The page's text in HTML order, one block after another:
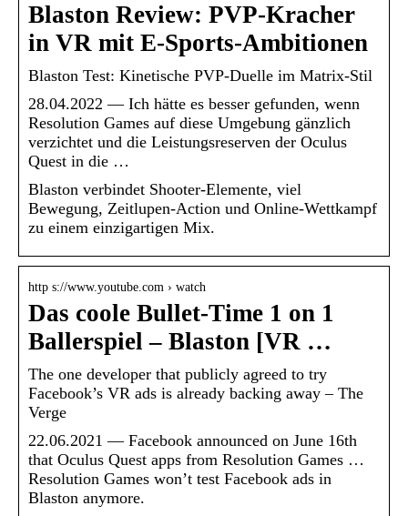
Blaston Review: PVP-Kracher
in VR mit E-Sports-Ambitionen
Blaston Test: Kinetische PVP-Duelle im Matrix-Stil
28.04.2022 — Ich hätte es besser gefunden, wenn
Resolution Games auf diese Umgebung gänzlich
verzichtet und die Leistungsreserven der Oculus
Quest in die …
Blaston verbindet Shooter-Elemente, viel
Bewegung, Zeitlupen-Action und Online-Wettkampf
zu einem einzigartigen Mix.
http s://www.youtube.com › watch
Das coole Bullet-Time 1 on 1
Ballerspiel – Blaston [VR …
The one developer that publicly agreed to try
Facebook’s VR ads is already backing away – The
Verge
22.06.2021 — Facebook announced on June 16th
that Oculus Quest apps from Resolution Games …
Resolution Games won’t test Facebook ads in
Blaston anymore.